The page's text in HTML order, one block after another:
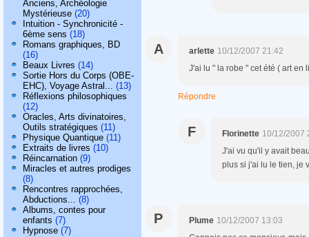
Anciens, Archéologie
Mystérieuse (20)
Intuition - Synchronicité -
6ème sens (18)
Romans graphiques, BD
(16)
Beaux Livres (14)
Sortie Hors du Corps (OBE-
EHC), Voyage Astral... (13)
Réflexions philosophiques
(12)
Oracles, Arts divinatoires,
Outils stratégiques (11)
Physique Quantique (11)
Extraits de livres (10)
Réincarnation (9)
Miracles et autres prodiges
(8)
Rencontres rapprochées,
Abductions... (8)
Albums, contes pour
enfants (7)
Hypnose (7)
A arlette 10/12/2007 21:42
J'ai lu " la robe " cet été ( art en
Répondre
F Florinette 10/12/2007
J'ai vu qu'il y avait
plus si j'ai lu le tien, je
P Plume 10/12/2007 13:03